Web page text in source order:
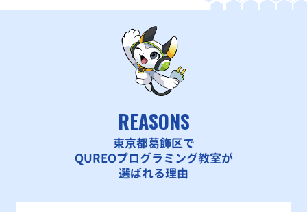
REASONS
東京都葛飾区で
QUREOプログラミング教室が
選ばれる理由